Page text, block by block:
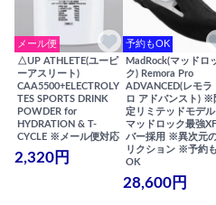
メール便
△UP ATHLETE(ユーピ
ーアスリート)
CAA5500+ELECTROLY
TES SPORTS DRINK
POWDER for
HYDRATION & T-
CYCLE ※メール便対応
2,320円
予約もOK
MadRock(マッドロ
ク) Remora Pro
ADVANCED(レモラ
ロ アドバンスト) ※
定リミテッドモデ
マッドロック最強
バー採用 ※異次元
リクション ※予約も
OK
28,600円